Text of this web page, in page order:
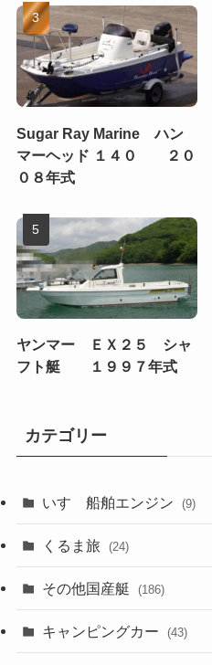
Sugar Ray Marine ハン
マーヘッド １４０ ２０
０８年式
ヤンマー ＥＸ２５ シャ
フト艇 １９９７年式
カテゴリー
いすゞ船舶エンジン (9)
くるま旅 (24)
その他国産艇 (186)
キャンピングカー (43)